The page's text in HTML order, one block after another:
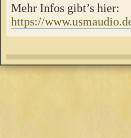
Mehr Infos gibt’s hier:
https://